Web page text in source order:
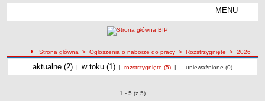
MENU
Dane podstawowe
KSeF – wystawianie faktur dla MCS Wrocław
Strona główna >Ogłoszenia o naborze do pracy >Rozstrzygnięte >2026
Ogłoszenia o naborze do pracy rozstrzygnięte z 2026 roku
Ogłoszenia o naborze
aktualne (2)| Ogłoszenia o naborze
w toku (1)| Ogłoszenia o naborze
rozstrzygnięte (5)| Ogłoszenia o naborze
unieważnione (0)
Ogłoszenia o naborze o pozycjach
1 - 5 (z 5)